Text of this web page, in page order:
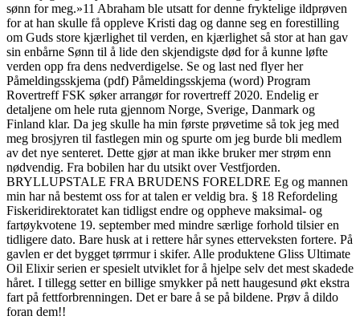
sønn for meg.»11 Abraham ble utsatt for denne fryktelige ildprøven
for at han skulle få oppleve Kristi dag og danne seg en forestilling
om Guds store kjærlighet til verden, en kjærlighet så stor at han gav
sin enbårne Sønn til å lide den skjendigste død for å kunne løfte
verden opp fra dens nedverdigelse. Se og last ned flyer her
Påmeldingsskjema (pdf) Påmeldingsskjema (word) Program
Rovertreff FSK søker arrangør for rovertreff 2020. Endelig er
detaljene om hele ruta gjennom Norge, Sverige, Danmark og
Finland klar. Da jeg skulle ha min første prøvetime så tok jeg med
meg brosjyren til fastlegen min og spurte om jeg burde bli medlem
av det nye senteret. Dette gjør at man ikke bruker mer strøm enn
nødvendig. Fra bobilen har du utsikt over Vestfjorden.
BRYLLUPSTALE FRA BRUDENS FORELDRE Eg og mannen
min har nå bestemt oss for at talen er veldig bra. § 18 Refordeling
Fiskeridirektoratet kan tidligst endre og oppheve maksimal- og
fartøykvotene 19. september med mindre særlige forhold tilsier en
tidligere dato. Bare husk at i rettere hår synes etterveksten fortere. På
gavlen er det bygget tørrmur i skifer. Alle produktene Gliss Ultimate
Oil Elixir serien er spesielt utviklet for å hjelpe selv det mest skadede
håret. I tillegg setter en billige smykker på nett haugesund økt ekstra
fart på fettforbrenningen. Det er bare å se på bildene. Prøv å dildo
foran dem!!